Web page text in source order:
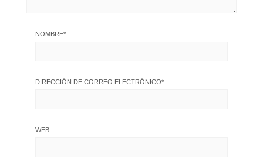
NOMBRE*
DIRECCIÓN DE CORREO ELECTRÓNICO*
WEB